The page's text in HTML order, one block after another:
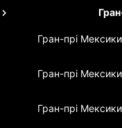
Гран-прі Мексики
Гран-прі Мексики
Гран-прі Мексики